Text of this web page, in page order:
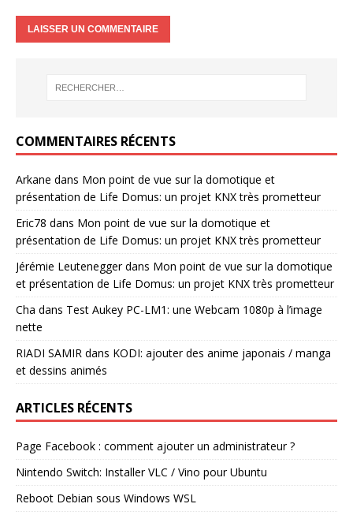
COMMENTAIRES RÉCENTS
Arkane dans Mon point de vue sur la domotique et
présentation de Life Domus: un projet KNX très prometteur
Eric78 dans Mon point de vue sur la domotique et
présentation de Life Domus: un projet KNX très prometteur
Jérémie Leuteneggerdans Mon point de vue sur la domotique
et présentation de Life Domus: un projet KNX très prometteur
Cha dans Test Aukey PC-LM1: une Webcam 1080p à l’image
nette
RIADI SAMIR dans KODI: ajouter des anime japonais / manga
et dessins animés
ARTICLES RÉCENTS
Page Facebook : comment ajouter un administrateur ?
Nintendo Switch: Installer VLC / Vino pour Ubuntu
Reboot Debian sous Windows WSL